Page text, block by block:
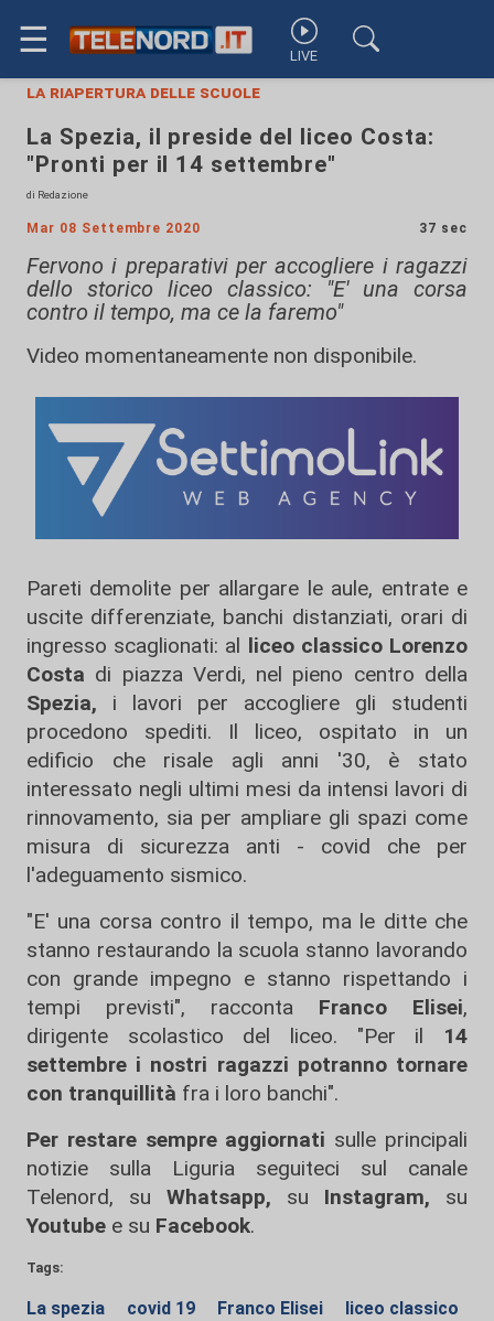
☰ LIVE
la riapertura delle scuole
La Spezia, il preside del liceo Costa:
"Pronti per il 14 settembre"
di Redazione
Mar 08 Settembre 2020 37 sec
Fervono i preparativi per accogliere i ragazzi
dello storico liceo classico: "E' una corsa
contro il tempo, ma ce la faremo"
Video momentaneamente non disponibile.
Pareti demolite per allargare le aule, entrate e
uscite differenziate, banchi distanziati, orari di
ingresso scaglionati: al liceo classico Lorenzo
Costa di piazza Verdi, nel pieno centro della
Spezia, i lavori per accogliere gli studenti
procedono spediti. Il liceo, ospitato in un
edificio che risale agli anni '30, è stato
interessato negli ultimi mesi da intensi lavori di
rinnovamento, sia per ampliare gli spazi come
misura di sicurezza anti - covid che per
l'adeguamento sismico.
"E' una corsa contro il tempo, ma le ditte che
stanno restaurando la scuola stanno lavorando
con grande impegno e stanno rispettando i
tempi previsti", racconta Franco Elisei,
dirigente scolastico del liceo. "Per il 14
settembre i nostri ragazzi potranno tornare
con tranquillità fra i loro banchi".
Per restare sempre aggiornati sulle principali
notizie sulla Liguria seguiteci sul canale
Telenord, su
Whatsapp, su Instagram, su
Youtube e su Facebook.
Tags:
La spezia covid 19 Franco Elisei
liceo classico